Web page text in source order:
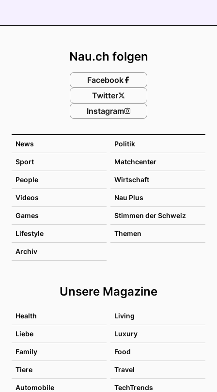
News Politik
Sport Matchcenter
People Wirtschaft
Videos Nau Plus
Games Stimmen der Schweiz
Lifestyle Themen
Archiv
Unsere Magazine
Health Living
Liebe Luxury
Family Food
Tiere Travel
Automobile TechTrends
Nau.ch folgen
Facebook
Twitter
Instagram